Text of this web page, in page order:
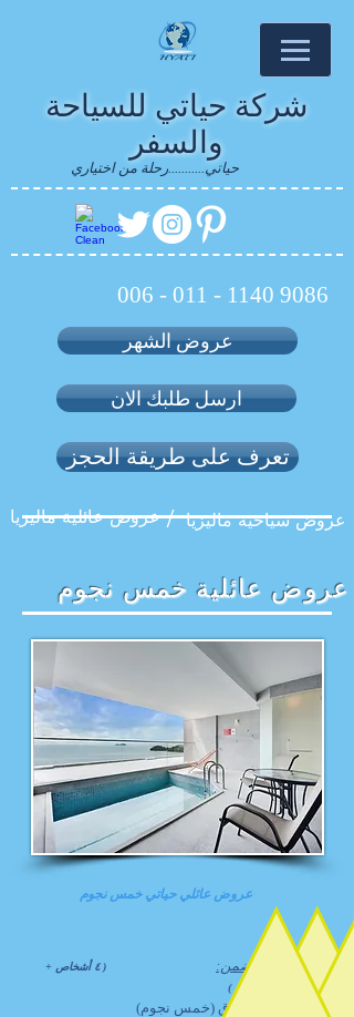
شركة حياتي للسياحة
والسفر
حياتي...........رحلة من اختياري
006 - 011 - 1140 9086
تعرف على طريقة الحجز
ارسل طلبك الان
عروض الشهر
عروض عائلية خمس نجوم
عروض عائلية ماليزيا / عروض سياحية ماليزيا
عروضعائلي حياتي خمس نجوم
يتضمن:
( ٤ أشخاص +
رضيع)
الفنادق (خمس نجوم)